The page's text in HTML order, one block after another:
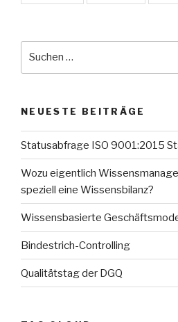
NEUESTE BEITRÄGE
Statusabfrage ISO 9001:2015
Wozu eigentlich
speziell eine Wissensbilanz?
Wissensbasierte
Bindestrich-Controlling
Qualitätstag der DGQ